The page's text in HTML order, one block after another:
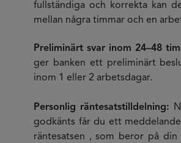
fullständiga och korrekta kan
mellan några timmar och en
Preliminärt svar inom 24–48
ger banken ett preliminärt
inom 1 eller 2 arbetsdagar.
Personlig räntesatstilldelning:
godkänts får du ett
räntesatsen , som beror på din